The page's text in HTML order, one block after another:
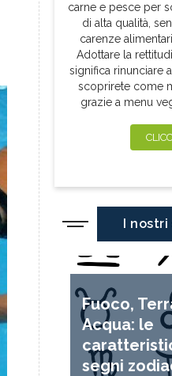
carne e pesce per
di alta qualità,
carenze
Adottare la
significa rinunciare
scoprirete come
grazie a menu
I nostri
Fuoco,
Acqua: le
segni